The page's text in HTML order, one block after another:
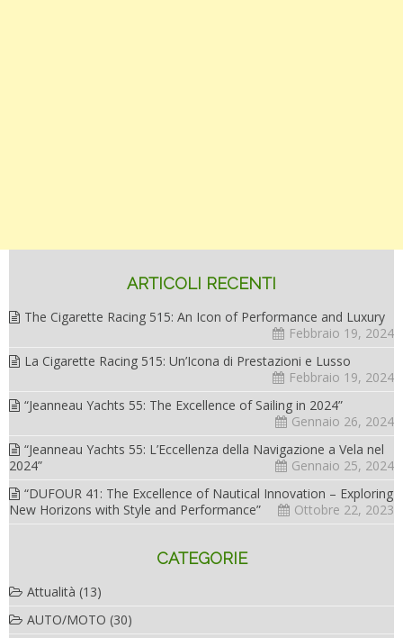
ARTICOLI RECENTI
The Cigarette Racing 515: An Icon of Performance and Luxury
Febbraio 19, 2024
La Cigarette Racing 515: Un’Icona di Prestazioni e Lusso
Febbraio 19, 2024
“Jeanneau Yachts 55: The Excellence of Sailing in 2024”
Gennaio 26, 2024
“Jeanneau Yachts 55: L’Eccellenza della Navigazione a Vela nel
2024”
Gennaio 25, 2024
“DUFOUR 41: The Excellence of Nautical Innovation – Exploring
New Horizons with Style and Performance”
Ottobre 22, 2023
CATEGORIE
Attualità (13)
AUTO/MOTO (30)